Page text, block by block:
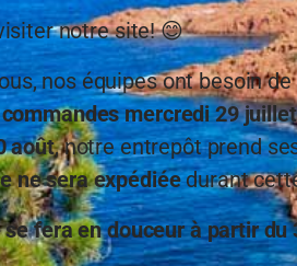
Filtrer les particules fine avec
La Cartouche bobinée Big Blue 9
notre site! 😊
nos équipes ont besoin de
mercredi 29 juillet
août, notre entrepôt prend
ne sera expédiéedurant
fera en douceur à partir du